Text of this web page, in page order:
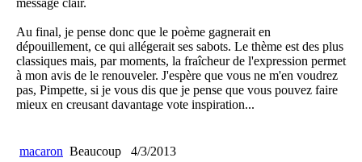
message clair.
Au final, je pense donc que le poème gagnerait en
dépouillement, ce qui allégerait ses sabots. Le thème est des plus
classiques mais, par moments, la fraîcheur de l'expression permet
à mon avis de le renouveler. J'espère que vous ne m'en voudrez
pas, Pimpette, si je vous dis que je pense que vous pouvez faire
mieux en creusant davantage vote inspiration...
macaron Beaucoup
4/3/2013